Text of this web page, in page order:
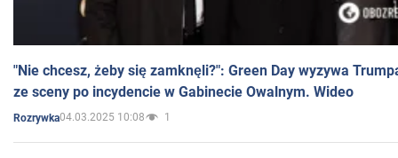
"Nie chcesz, żeby się zamknęli?": Green Day wyzywa
ze sceny po incydencie w Gabinecie Owalnym. Wideo
Rozrywka04.03.2025 10:08 1